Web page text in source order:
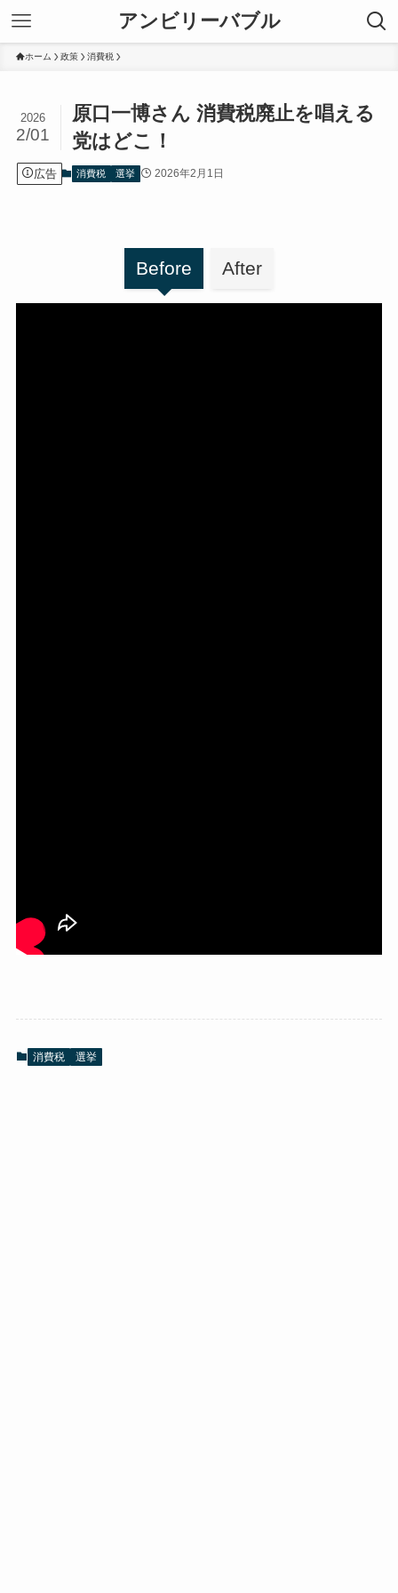
アンビリーバブル
ホーム 政策 消費税
原口一博さん 消費税廃止を唱える
党はどこ！
2026
2/01
広告 消費税 選挙 2026年2月1日
Before After
消費税 選挙